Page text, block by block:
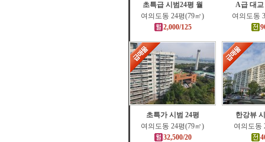
초특급 시범24평 월
여의도동 24평(79㎡)
2,000/125
A급 대교
여의도동
초특가 시범 24평
여의도동 24평(79㎡)
32,500/20
한강뷰
여의도동